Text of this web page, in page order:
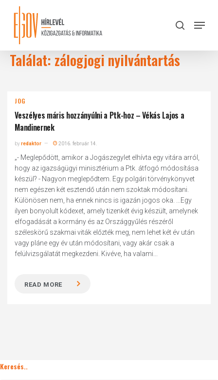
content
search
Menu
Találat: zálogjogi nyilvántartás
JOG
Veszélyes máris hozzányúlni a Ptk-hoz – Vékás Lajos a
Mandinernek
byredaktor 2016. február 14.
„- Meglepődött, amikor a Jogászegylet elhívta egy vitára arról,
hogy az igazságügyi minisztérium a Ptk. átfogó módosítása
készül? - Nagyon meglepődtem. Egy polgári törvénykönyvet
nem egészen két esztendő után nem szoktak módosítani.
Különösen nem, ha ennek nincs is igazán jogos oka. ...Egy
ilyen bonyolult kódexet, amely tizenkét évig készült, amelynek
elfogadását a kormány és az Országgyűlés részéről
széleskörű szakmai viták előzték meg, nem lehet két év után
vagy pláne egy év után módosítani, vagy akár csak a
felülvizsgálatát megkezdeni. Kivéve, ha valami...
READ MORE
Keresés..
Close